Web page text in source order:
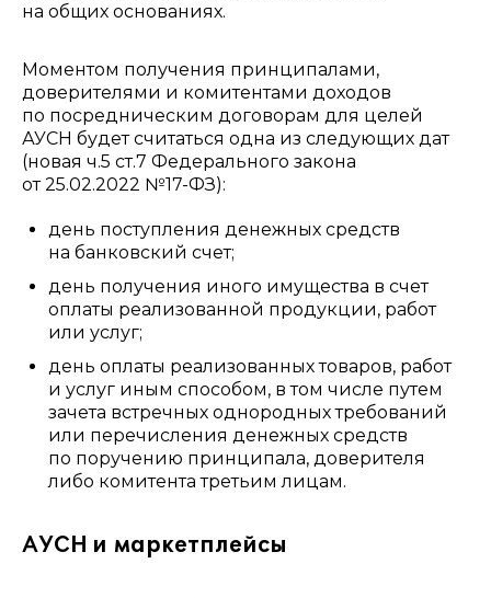
на общих основаниях.
Моментом получения принципалами,
доверителями и комитентами доходов
по посредническим договорам для целей
АУСН будет считаться одна из следующих дат
(новая ч.5 ст.7 Федерального закона
от 25.02.2022 №17-ФЗ):
день поступления денежных средств
на банковский счет;
день получения иного имущества в счет
оплаты реализованной продукции, работ
или услуг;
день оплаты реализованных товаров, работ
и услуг иным способом, в том числе путем
зачета встречных однородных требований
или перечисления денежных средств
по поручению принципала, доверителя
либо комитента третьим лицам.
АУСН и маркетплейсы